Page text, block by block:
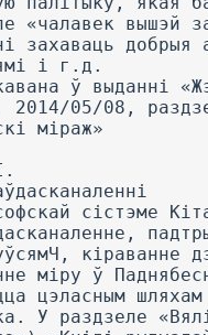
«чалавек вышэй
захаваць добрыя
і г.д.
ў выданні
2014/05/08,
міраж»
сістэме
кіраванне
міру ў
цэласным
У раздзеле